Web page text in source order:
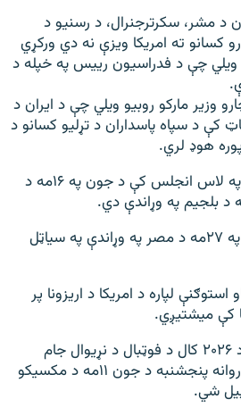
د مشر، سکرترجنرال، د رسنیو د
کسانو ته امریکا ویزې نه دي ورکړي
ویلي چې د فدراسیون رییس په خپله د
وزیر مارکو روبیو ویلي چې د ایران د
کې د سپاه پاسداران د تړلیو کسانو د
هوډ لري.
د ایران دوه لومړنۍ لوبې په لاس انجلس کې د جون په ۱۶مه د
دریمه لوبه به یې د جون په ۲۷مه د مصر په وړاندې په سیاټل
لپاره د امریکا د اریزونا پر
کې میشتیږي.
امریکا، مکسیکو او کاناډا د ۲۰۲۶ کال د فوټبال د نړیوال جام
کوربانه دي چې تمه ده را روانه پنجشنبه د جون ۱۱مه د مکسیکو
شي.